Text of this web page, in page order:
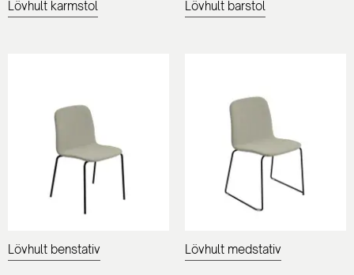
Lövhult karmstol Lövhult barstol
Lövhult benstativ Lövhult medstativ